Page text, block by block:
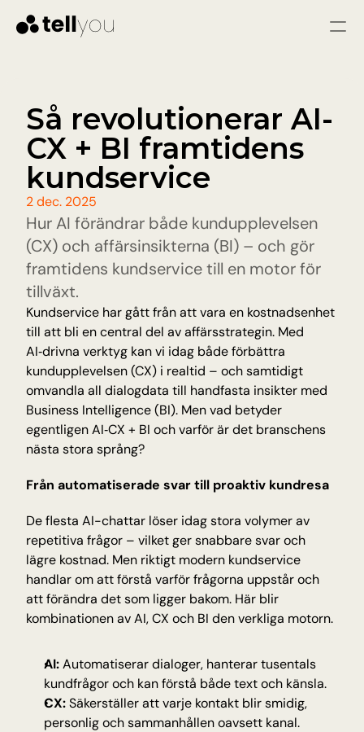
Tjänster
LÖSNINGAR
Kundtjänst
Omedelbara svar och färre problem genom
snabb och konsekvent hjälp
Kvalificera leads, svara på frågor och vägled
besökare till att bli varma leads.
Resurser
Blogg
Insikter och tips från Tellyou
Uppdateringar
Håll dig uppdaterad med det senaste
Teknologi
INDUSTRIER
Utbildning
Antagning, registrering och studentfrågor
E-handel
Träning & hälsa
Bokningar, avbokningar och medlemssupport
Resor och gästfrihet
Bokningar, avbokningar och återbetalningar
Så revolutionerar AI-
CX + BI framtidens
kundservice
2 dec. 2025
Hur AI förändrar både kundupplevelsen
(CX) och affärsinsikterna (BI) – och gör
framtidens kundservice till en motor för
tillväxt.
Kundservice har gått från att vara en kostnadsenhet
till att bli en central del av affärsstrategin. Med
AI‑drivna verktyg kan vi idag både förbättra
kundupplevelsen (CX) i realtid – och samtidigt
omvandla all dialogdata till handfasta insikter med
Business Intelligence (BI). Men vad betyder
egentligen AI‑CX + BI och varför är det branschens
nästa stora språng?
Från automatiserade svar till proaktiv kundresa
De flesta AI-chattar löser idag stora volymer av
repetitiva frågor – vilket ger snabbare svar och
lägre kostnad. Men riktigt modern kundservice
handlar om att förstå varför frågorna uppstår och
att förändra det som ligger bakom. Här blir
kombinationen av AI, CX och BI den verkliga motorn.
AI: Automatiserar dialoger, hanterar tusentals
kundfrågor och kan förstå både text och känsla.
CX: Säkerställer att varje kontakt blir smidig,
personlig och sammanhållen oavsett kanal.